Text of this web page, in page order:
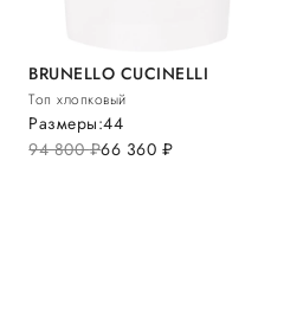
BRUNELLO CUCINELLI
Топ хлопковый
94 800руб.66 360 руб.
Размеры:44